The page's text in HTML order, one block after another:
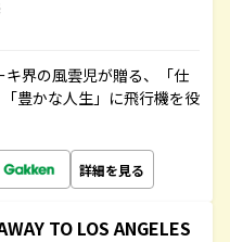
界の風雲児が贈る、「仕
豊かな人生」に飛行機を役
詳細を見る
TO LOS ANGELES